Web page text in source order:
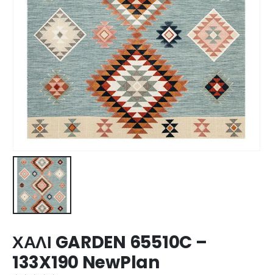
ΧΑΛΙ GARDEN 65510C –
133X190 NewPlan